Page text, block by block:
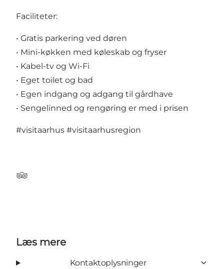
Faciliteter:
• Gratis parkering ved døren
• Mini-køkken med køleskab og fryser
• Kabel-tv og Wi-Fi
• Eget toilet og bad
• Egen indgang og adgang til gårdhave
• Sengelinned og rengøring er med i prisen
#visitaarhus #visitaarhusregion
TripAdvisor
Læs mere
Kontaktoplysninger